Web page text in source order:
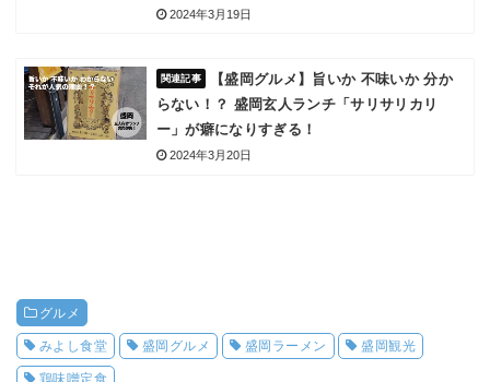
2024年3月19日
【盛岡グルメ】旨いか 不味いか 分か
らない！？ 盛岡玄人ランチ「サリサリカリ
ー」が癖になりすぎる！
2024年3月20日
グルメ
みよし食堂 盛岡グルメ 盛岡ラーメン 盛岡観光
鶏味噌定食